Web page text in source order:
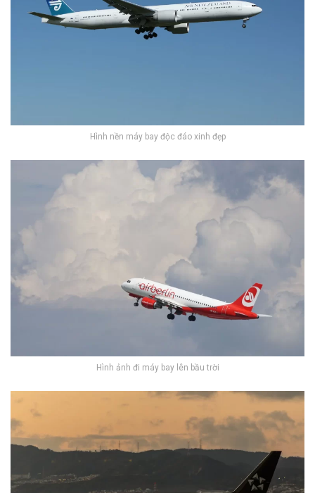
Hình nền máy bay độc đáo xinh đẹp
Hình ảnh đi máy bay lên bầu trời